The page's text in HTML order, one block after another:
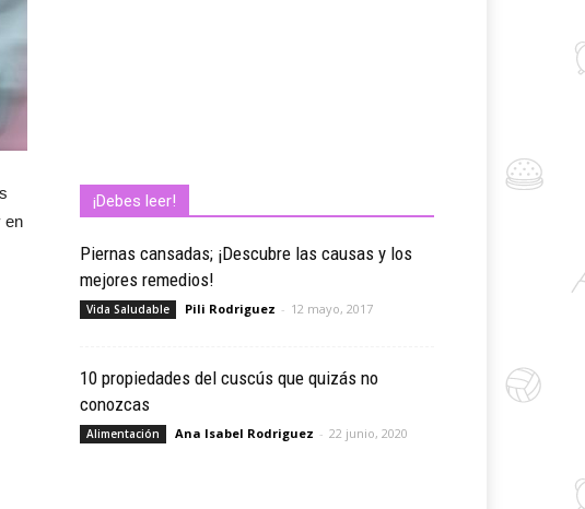
en
¡Debes leer!
Piernas cansadas; ¡Descubre las causas y los
mejores remedios!
Vida Saludable Pili Rodriguez - 12 mayo, 2017
10 propiedades del cuscús que quizás no
conozcas
Alimentación Ana Isabel Rodriguez - 22 junio, 2020